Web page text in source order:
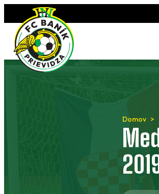
Preskočiť
na
obsah
Domov